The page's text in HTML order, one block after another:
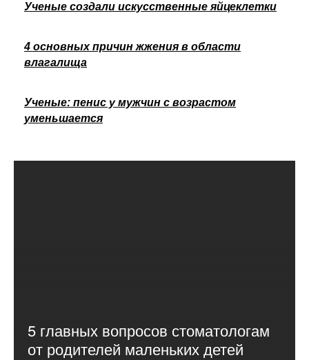
Ученые создали искусственные яйцеклетки
4 основных причин жжения в области
влагалища
Ученые: пенис у мужчин с возрастом
уменьшается
5 главных вопросов стоматологам
от родителей маленьких детей